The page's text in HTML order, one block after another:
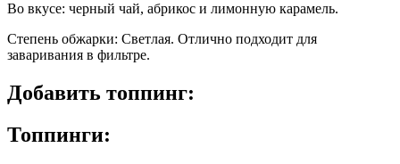
Во вкусе: черный чай, абрикос и лимонную карамель.
Степень обжарки: Светлая. Отлично подходит для
заваривания в фильтре.
Добавить топпинг:
Топпинги: